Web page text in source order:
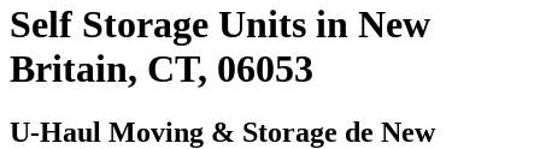
Self Storage Units in New
Britain, CT, 06053
U-Haul Moving & Storage de New